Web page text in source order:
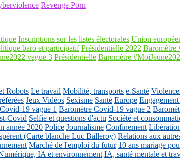
Revenge Porn
Inscriptions sur les listes électorales Union
baro et participatif Présidentielle 2022 Baromètre
vague 3 Présidentielle Baromètre
Robots Le travail Mobilité, transports e-Santé
Jeux Vidéos Sexisme Santé Europe
19 vague 1 Baromètre Covid-19 vague 2
Covid Selfie et questions d'actu Société et
année 2020 Police Journalisme Confinement
(Carte blanche Luc Balleroy) Relations aux
Marché de l'emploi du futur 10 ans mariage
IA et environnement IA, santé mentale et